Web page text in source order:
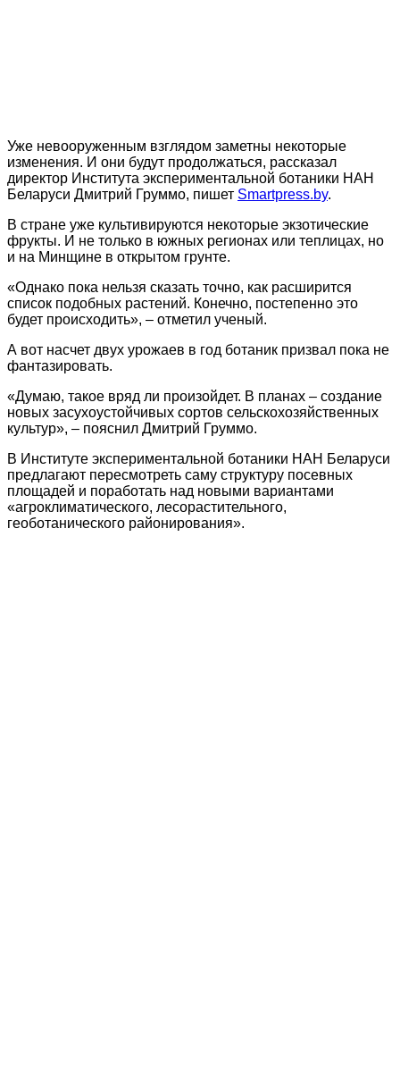
Уже невооруженным взглядом заметны некоторые
изменения. И они будут продолжаться, рассказал
директор Института экспериментальной ботаники НАН
Беларуси Дмитрий Груммо, пишет Smartpress.by.
В стране уже культивируются некоторые экзотические
фрукты. И не только в южных регионах или теплицах, но
и на Минщине в открытом грунте.
«Однако пока нельзя сказать точно, как расширится
список подобных растений. Конечно, постепенно это
будет происходить», – отметил ученый.
А вот насчет двух урожаев в год ботаник призвал пока не
фантазировать.
«Думаю, такое вряд ли произойдет. В планах – создание
новых засухоустойчивых сортов сельскохозяйственных
культур», – пояснил Дмитрий Груммо.
В Институте экспериментальной ботаники НАН Беларуси
предлагают пересмотреть саму структуру посевных
площадей и поработать над новыми вариантами
«агроклиматического, лесорастительного,
геоботанического районирования».